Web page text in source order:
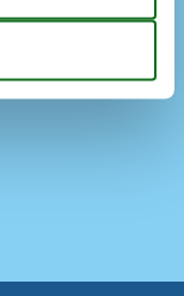
4 Kochfelder